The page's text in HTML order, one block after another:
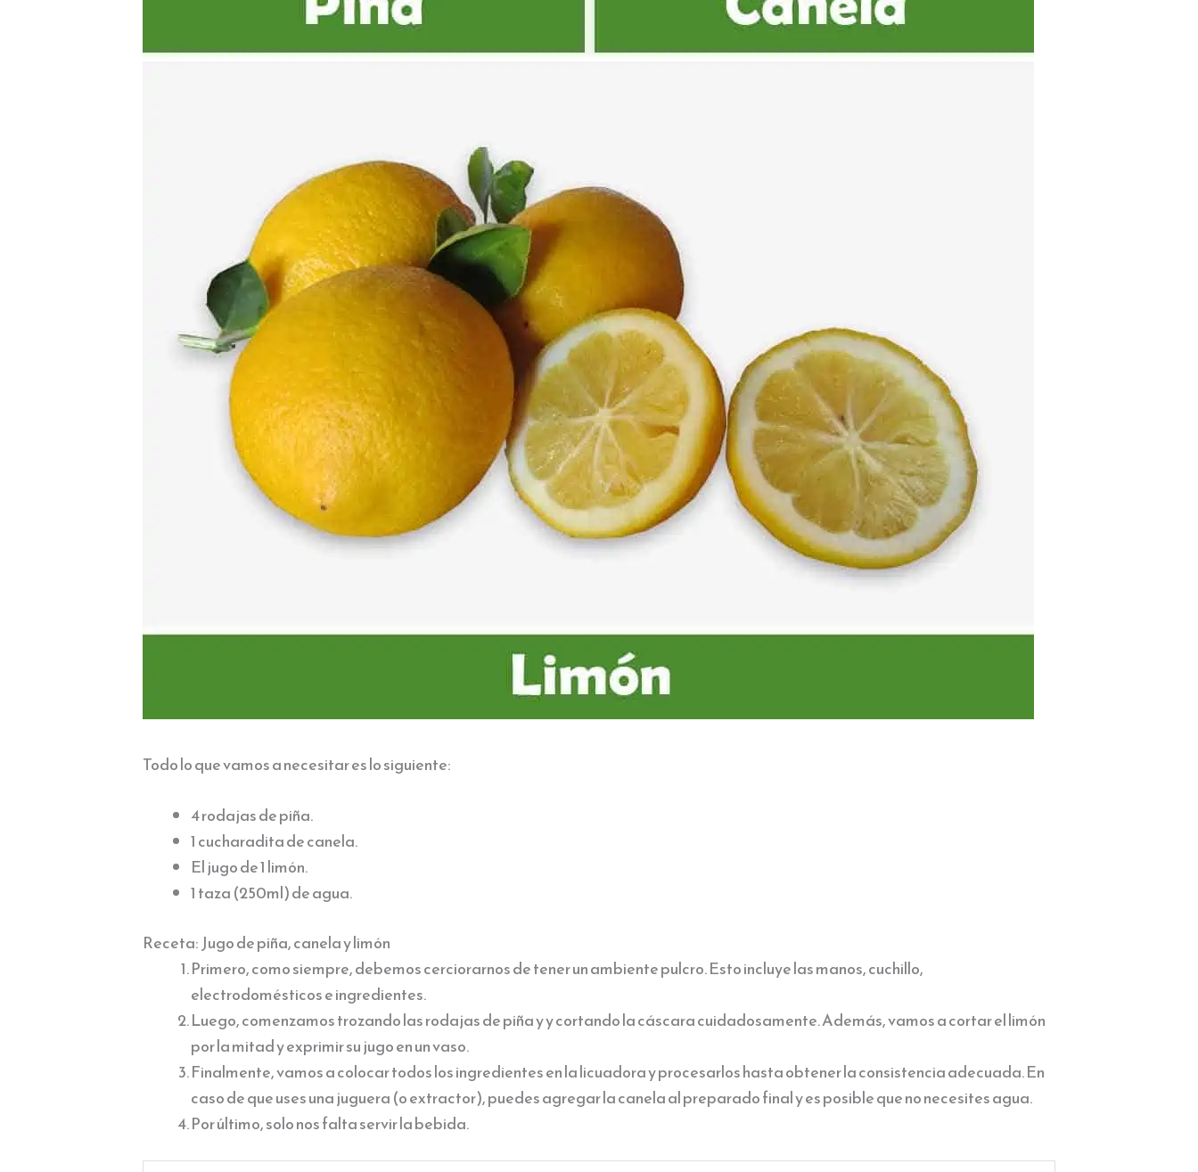
Todo lo que vamos a necesitar es lo siguiente:
4 rodajas de piña.
1 cucharadita de canela.
El jugo de 1 limón.
1 taza (250ml) de agua.
Receta: Jugo de piña, canela y limón
Primero, como siempre, debemos cerciorarnos de tener un ambiente pulcro. Esto incluye las manos, cuchillo,
electrodomésticos e ingredientes.
Luego, comenzamos trozando las rodajas de piña y y cortando la cáscara cuidadosamente. Además, vamos a cortar el limón
por la mitad y exprimir su jugo en un vaso.
Finalmente, vamos a colocar todos los ingredientes en la licuadora y procesarlos hasta obtener la consistencia adecuada. En
caso de que uses una juguera (o extractor), puedes agregar la canela al preparado final y es posible que no necesites agua.
Por último, solo nos falta servir la bebida.